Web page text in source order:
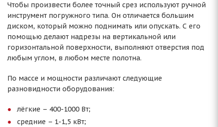
Чтобы произвести более точный срез используют ручной
инструмент погружного типа. Он отличается большим
диском, который можно поднимать или опускать. С его
помощью делают надрезы на вертикальной или
горизонтальной поверхности, выполняют отверстия под
любым углом, в любом месте полотна.
По массе и мощности различают следующие
разновидности оборудования:
лёгкие – 400-1000 Вт;
средние – 1-1,5 кВт;